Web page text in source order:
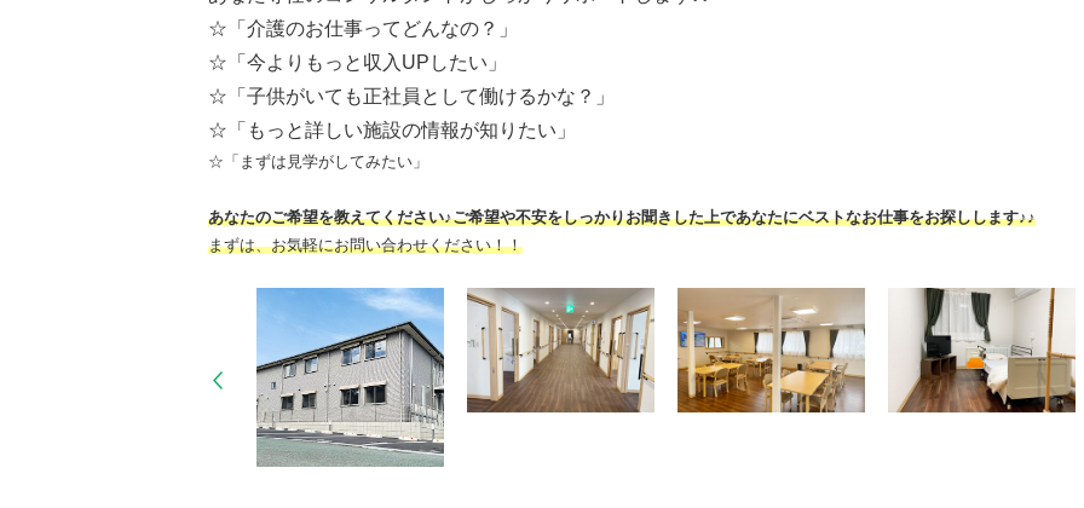
☆「介護のお仕事ってどんなの？」
☆「今よりもっと収入UPしたい」
☆「子供がいても正社員として働けるかな？」
☆「もっと詳しい施設の情報が知りたい」
☆「まずは見学がしてみたい」
あなたのご希望を教えてください♪ご希望や不安をしっかりお聞きした上であなたにベストなお仕事をお探しします♪♪
まずは、お気軽にお問い合わせください！！